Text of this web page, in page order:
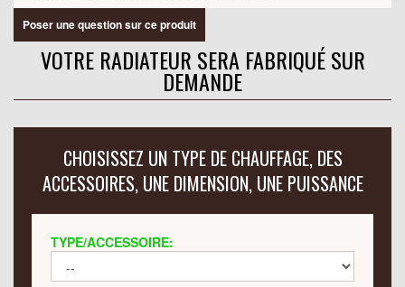
Poser une question sur ce produit
VOTRE RADIATEUR SERA FABRIQUÉ SUR
DEMANDE
CHOISISSEZ UN TYPE DE CHAUFFAGE, DES
ACCESSOIRES, UNE DIMENSION, UNE PUISSANCE
TYPE/ACCESSOIRE: